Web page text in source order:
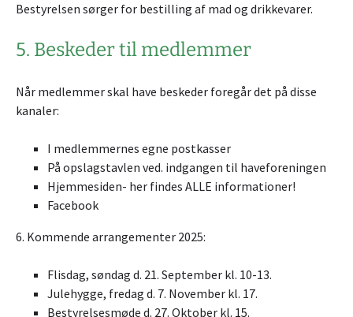
Bestyrelsen sørger for bestilling af mad og drikkevarer.
5. Beskeder til medlemmer
Når medlemmer skal have beskeder foregår det på disse
kanaler:
I medlemmernes egne postkasser
På opslagstavlen ved. indgangen til haveforeningen
Hjemmesiden- her findes ALLE informationer!
Facebook
6. Kommende arrangementer 2025:
Flisdag, søndag d. 21. September kl. 10-13.
Julehygge, fredag d. 7. November kl. 17.
Bestyrelsesmøde d. 27. Oktober kl. 15.